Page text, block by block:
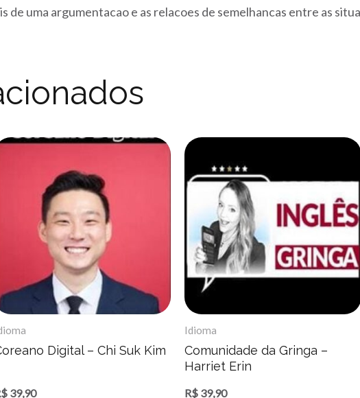
uma argumentacao e as relacoes de semelhancas entre as
Digital – Chi Suk Kim
39,90
Idioma
Comunidade da Gringa –
Harriet Erin
R$ 39,90